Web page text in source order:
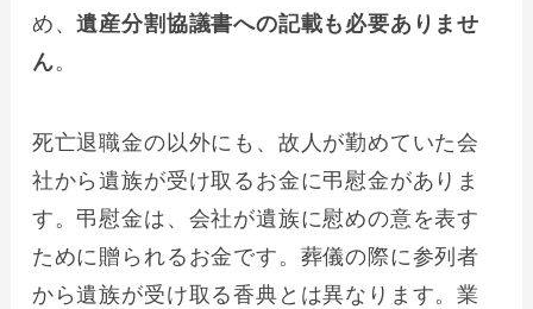
め、遺産分割協議書への記載も必要ありませ
ん。
死亡退職金の以外にも、故人が勤めていた会
社から遺族が受け取るお金に弔慰金がありま
す。弔慰金は、会社が遺族に慰めの意を表す
ために贈られるお金です。葬儀の際に参列者
から遺族が受け取る香典とは異なります。業